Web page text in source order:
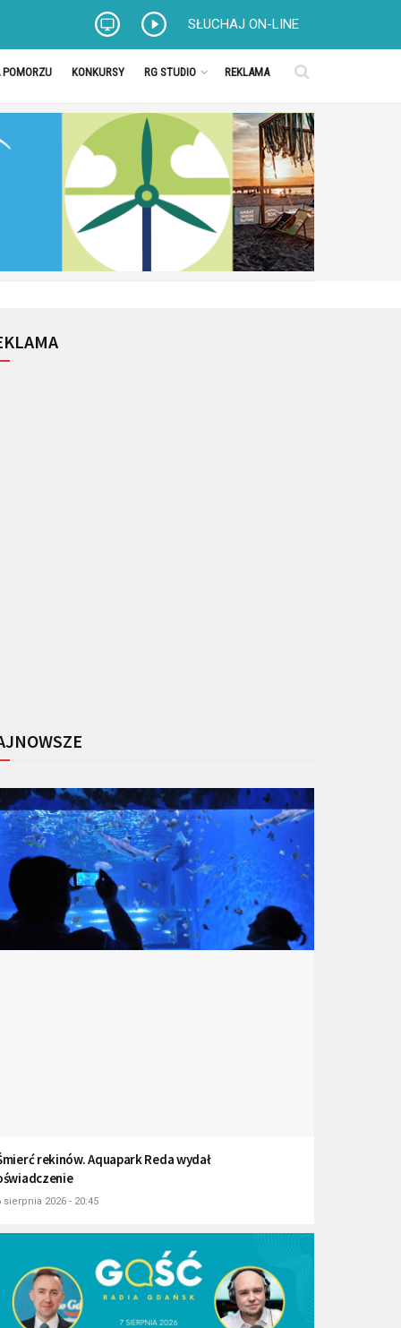
SŁUCHAJ ON-LINE
KONKURSY RG STUDIO REKLAMA
rekinów. Aquapark Reda wydał
sierpnia 2026 - 20:45